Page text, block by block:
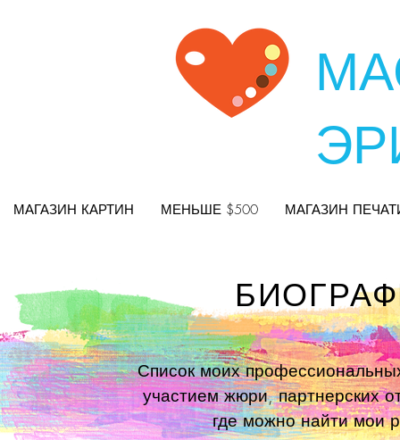
МАГАЗИН КАРТИН МЕНЬШЕ $500 МАГАЗИН
Список моих
участием жюри, партнерских
где можно найти мои